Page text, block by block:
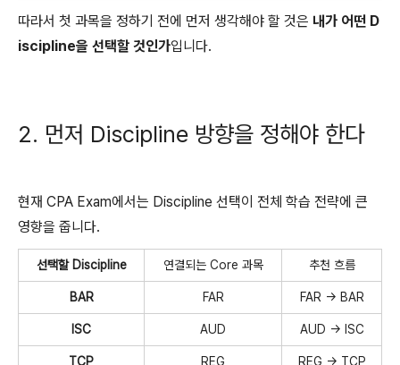
따라서 첫 과목을 정하기 전에 먼저 생각해야 할 것은 내가 어떤 D
iscipline을 선택할 것인가입니다.
2. 먼저 Discipline 방향을 정해야 한다
현재 CPA Exam에서는 Discipline 선택이 전체 학습 전략에 큰
영향을 줍니다.
선택할 Discipline 연결되는 Core 과목 추천 흐름
BAR FAR FAR → BAR
ISC AUD AUD → ISC
TCP REG REG → TCP